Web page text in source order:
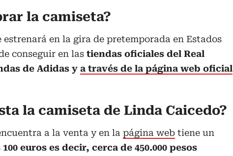
la camiseta?
en la gira de pretemporada en Estados
conseguir en las tiendas oficiales del Real
de Adidas y a través de la página web oficial
la camiseta de Linda Caicedo?
a la venta y en la página web tiene un
euros es decir, cerca de 450.000 pesos